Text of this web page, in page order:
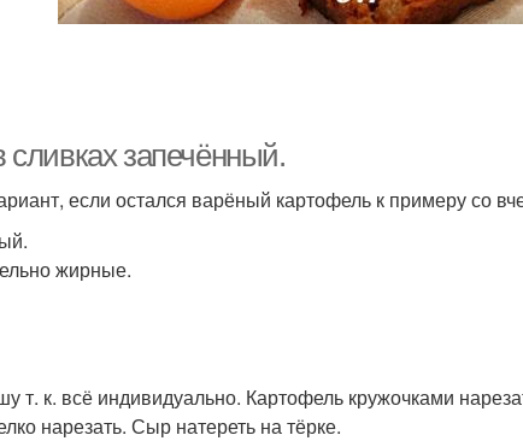
сливках запечённый.
если остался варёный картофель к примеру со
жирные.
т. к. всё индивидуально. Картофель кружочками
нарезать. Сыр натереть на тёрке.